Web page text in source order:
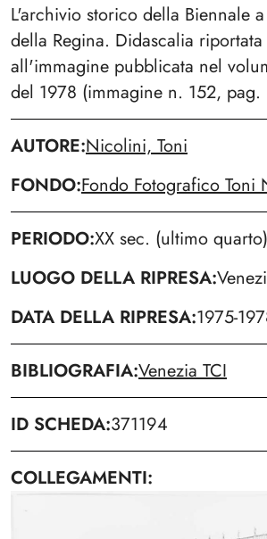
L'archivio storico della Biennale
della Regina. Didascalia
all'immagine pubblicata nel
del 1978 (immagine n. 152, pag.
AUTORE Nicolini, Toni
FONDO Fondo Fotografico Toni
PERIODO XX sec. (ultimo
LUOGO DELLA RIPRESA
DATA DELLA RIPRESA 1975-
BIBLIOGRAFIA Venezia TCI
ID SCHEDA 371194
COLLEGAMENTI